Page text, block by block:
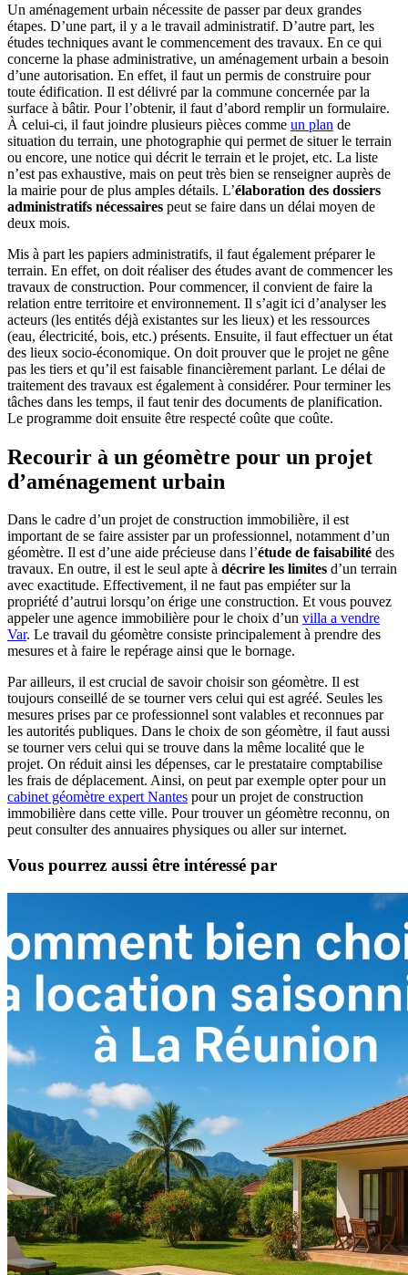
Un aménagement urbain nécessite de passer par deux grandes
étapes. D’une part, il y a le travail administratif. D’autre part, les
études techniques avant le commencement des travaux. En ce qui
concerne la phase administrative, un aménagement urbain a besoin
d’une autorisation. En effet, il faut un permis de construire pour
toute édification. Il est délivré par la commune concernée par la
surface à bâtir. Pour l’obtenir, il faut d’abord remplir un formulaire.
À celui-ci, il faut joindre plusieurs pièces comme un plan de
situation du terrain, une photographie qui permet de situer le terrain
ou encore, une notice qui décrit le terrain et le projet, etc. La liste
n’est pas exhaustive, mais on peut très bien se renseigner auprès de
la mairie pour de plus amples détails. L’élaboration des dossiers
administratifs nécessaires peut se faire dans un délai moyen de
deux mois.
Mis à part les papiers administratifs, il faut également préparer le
terrain. En effet, on doit réaliser des études avant de commencer les
travaux de construction. Pour commencer, il convient de faire la
relation entre territoire et environnement. Il s’agit ici d’analyser les
acteurs (les entités déjà existantes sur les lieux) et les ressources
(eau, électricité, bois, etc.) présents. Ensuite, il faut effectuer un état
des lieux socio-économique. On doit prouver que le projet ne gêne
pas les tiers et qu’il est faisable financièrement parlant. Le délai de
traitement des travaux est également à considérer. Pour terminer les
tâches dans les temps, il faut tenir des documents de planification.
Le programme doit ensuite être respecté coûte que coûte.
Recourir à un géomètre pour un projet
d’aménagement urbain
Dans le cadre d’un projet de construction immobilière, il est
important de se faire assister par un professionnel, notamment d’un
géomètre. Il est d’une aide précieuse dans l’étude de faisabilité des
travaux. En outre, il est le seul apte à décrire les limites d’un terrain
avec exactitude. Effectivement, il ne faut pas empiéter sur la
propriété d’autrui lorsqu’on érige une construction. Et vous pouvez
appeler une agence immobilière pour le choix d’un villa a vendre
Var. Le travail du géomètre consiste principalement à prendre des
mesures et à faire le repérage ainsi que le bornage.
Par ailleurs, il est crucial de savoir choisir son géomètre. Il est
toujours conseillé de se tourner vers celui qui est agréé. Seules les
mesures prises par ce professionnel sont valables et reconnues par
les autorités publiques. Dans le choix de son géomètre, il faut aussi
se tourner vers celui qui se trouve dans la même localité que le
projet. On réduit ainsi les dépenses, car le prestataire comptabilise
les frais de déplacement. Ainsi, on peut par exemple opter pour un
cabinet géomètre expert Nantes pour un projet de construction
immobilière dans cette ville. Pour trouver un géomètre reconnu, on
peut consulter des annuaires physiques ou aller sur internet.
Vous pourrez aussi être intéressé par